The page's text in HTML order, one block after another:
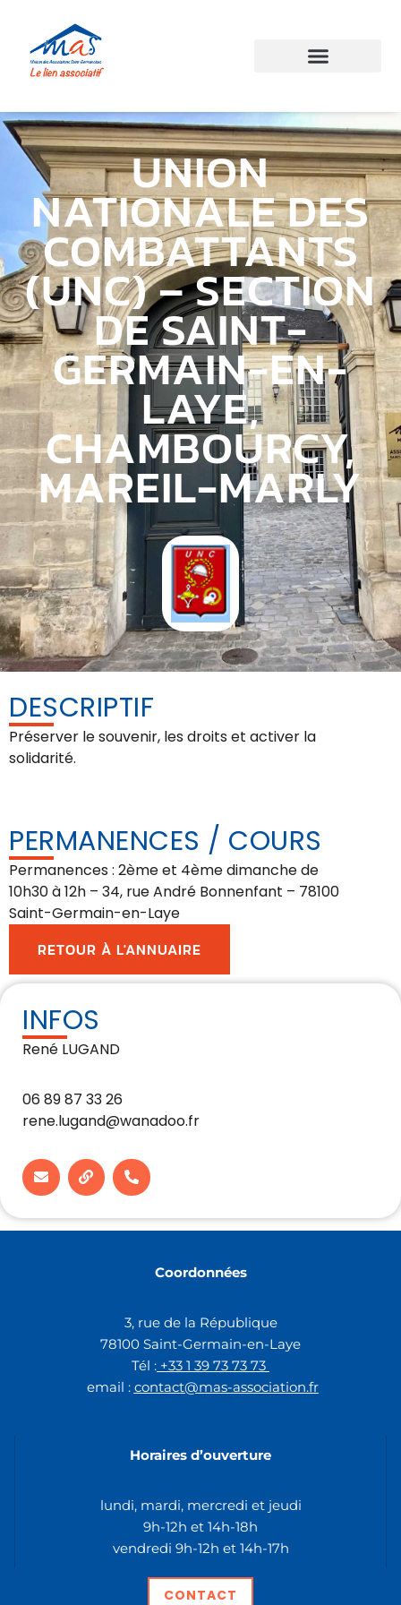
UNION
NATIONALE DES
COMBATTANTS
(UNC) – SECTION
DE SAINT-
GERMAIN-EN-
LAYE,
CHAMBOURCY,
MAREIL-MARLY
DESCRIPTIF
Préserver le souvenir, les droits et activer la
solidarité.
PERMANENCES / COURS
Permanences : 2ème et 4ème dimanche de
10h30 à 12h – 34, rue André Bonnenfant – 78100
Saint-Germain-en-Laye
RETOUR À L'ANNUAIRE
INFOS
René LUGAND
06 89 87 33 26
rene.lugand@wanadoo.fr
Coordonnées
3, rue de la République
78100 Saint-Germain-en-Laye
Tél : +33 1 39 73 73 73
email : contact@mas-association.fr
Horaires d’ouverture
lundi, mardi, mercredi et jeudi
9h-12h et 14h-18h
vendredi 9h-12h et 14h-17h
CONTACT